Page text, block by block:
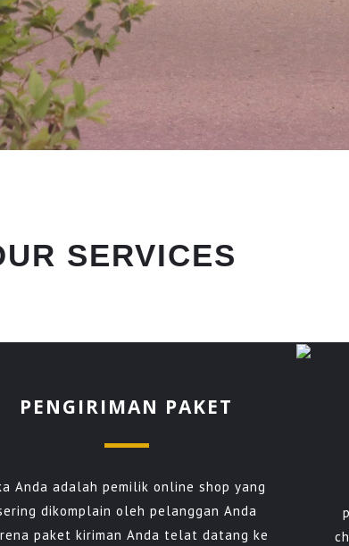
SERVICES
PENGIRIMAN PAKET
Anda adalah pemilik online shop yang
dikomplain oleh pelanggan Anda
paket kiriman Anda telat datang ke